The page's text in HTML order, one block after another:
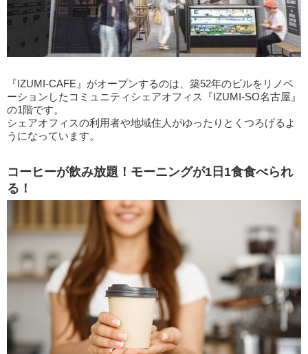
『IZUMI-CAFE』がオープンするのは、築52年のビルをリノベ
ーションしたコミュニティシェアオフィス『IZUMI-SO名古屋』
の1階です。
シェアオフィスの利用者や地域住人がゆったりとくつろげるよ
うになっています。
コーヒーが飲み放題！モーニングが1日1食食べられ
る！